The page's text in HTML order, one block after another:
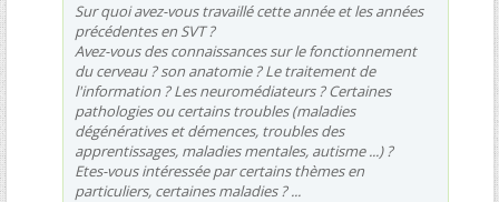
Sur quoi avez-vous travaillé cette année et les années
précédentes en SVT ?
Avez-vous des connaissances sur le fonctionnement
du cerveau ? son anatomie ? Le traitement de
l'information ? Les neuromédiateurs ? Certaines
pathologies ou certains troubles (maladies
dégénératives et démences, troubles des
apprentissages, maladies mentales, autisme ...) ?
Etes-vous intéressée par certains thèmes en
particuliers, certaines maladies ? ...